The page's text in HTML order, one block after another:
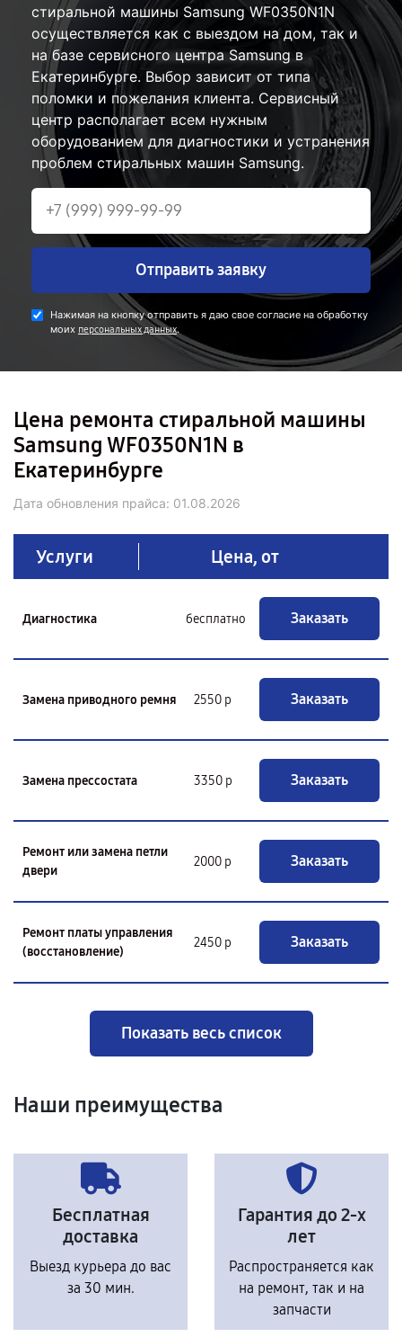
стиральной машины Samsung WF0350N1N
осуществляется как с выездом на дом, так и
на базе сервисного центра Samsung в
Екатеринбурге. Выбор зависит от типа
поломки и пожелания клиента. Сервисный
центр располагает всем нужным
оборудованием для диагностики и устранения
проблем стиральных машин Samsung.
Отправить заявку
Нажимая на кнопку отправить я даю свое согласие на обработку
моих персональных данных.
Цена ремонта стиральной машины
Samsung WF0350N1N в
Екатеринбурге
Дата обновления прайса: 01.08.2026
Услуги Цена, от
Диагностика бесплатно Заказать
Замена приводного ремня 2550 р Заказать
Замена прессостата 3350 р Заказать
Ремонт или замена петли
двери
2000 р Заказать
Ремонт платы управления
(восстановление)
2450 р Заказать
Показать весь список
Наши преимущества
Бесплатная
доставка
Выезд курьера до вас
за 30 мин.
Гарантия до 2-х
лет
Распространяется как
на ремонт, так и на
запчасти